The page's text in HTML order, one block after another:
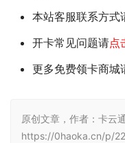
本站客服联系方式
开卡常见问题请点
更多免费领卡商城
原创文章，作者：卡云
https://0haoka.cn/p/